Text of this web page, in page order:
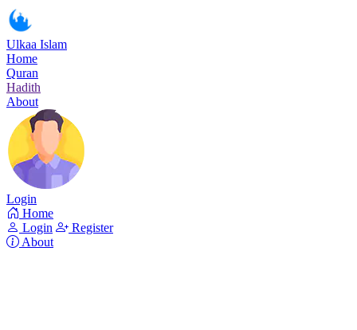
Ulkaa Islam
Home
Quran
Hadith
About
Login
Home
Login
Register
About